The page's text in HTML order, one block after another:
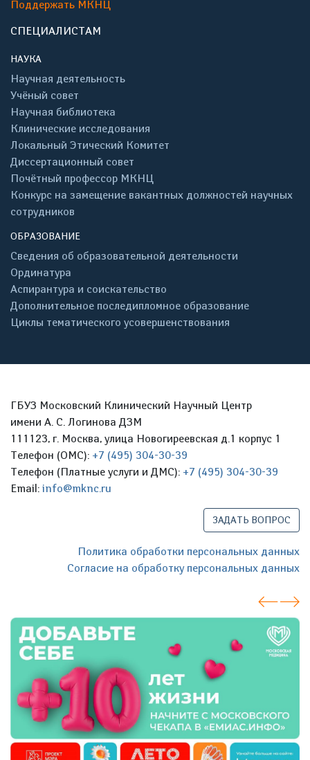
Поддержать МКНЦ
СПЕЦИАЛИСТАМ
НАУКА
Научная деятельность
Учёный совет
Научная библиотека
Клинические исследования
Локальный Этический Комитет
Диссертационный совет
Почётный профессор МКНЦ
Конкурс на замещение вакантных должностей научных
сотрудников
ОБРАЗОВАНИЕ
Сведения об образовательной деятельности
Ординатура
Аспирантура и соискательство
Дополнительное последипломное образование
Циклы тематического усовершенствования
ГБУЗ Московский Клинический Научный Центр
имени А. С. Логинова ДЗМ
111123, г. Москва, улица Новогиреевская д.1 корпус 1
Телефон (ОМС): +7 (495) 304-30-39
Телефон (Платные услуги и ДМС): +7 (495) 304-30-39
Email: info@mknc.ru
ЗАДАТЬ ВОПРОС
Политика обработки персональных данных
Согласие на обработку персональных данных